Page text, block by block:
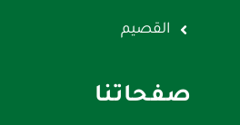
القصيم
صفحاتنا